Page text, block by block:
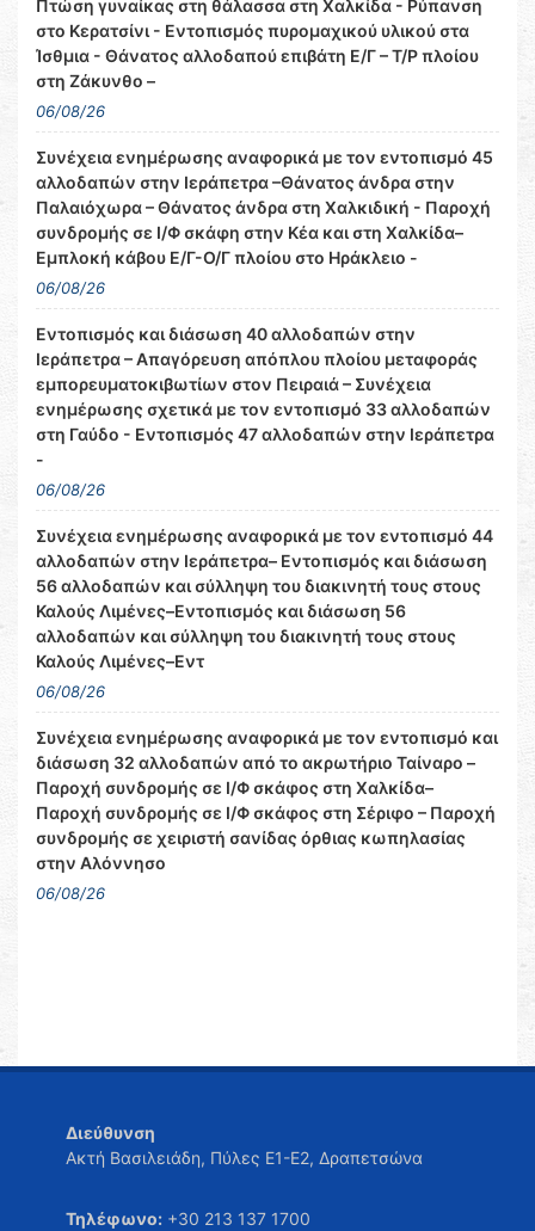
Πτώση γυναίκας στη θάλασσα στη Χαλκίδα - Ρύπανση
στο Κερατσίνι - Εντοπισμός πυρομαχικού υλικού στα
Ίσθμια - Θάνατος αλλοδαπού επιβάτη Ε/Γ – Τ/Ρ πλοίου
στη Ζάκυνθο –
06/08/26
Συνέχεια ενημέρωσης αναφορικά με τον εντοπισμό 45
αλλοδαπών στην Ιεράπετρα –Θάνατος άνδρα στην
Παλαιόχωρα – Θάνατος άνδρα στη Χαλκιδική - Παροχή
συνδρομής σε Ι/Φ σκάφη στην Κέα και στη Χαλκίδα–
Εμπλοκή κάβου Ε/Γ-Ο/Γ πλοίου στο Ηράκλειο -
06/08/26
Εντοπισμός και διάσωση 40 αλλοδαπών στην
Ιεράπετρα – Απαγόρευση απόπλου πλοίου μεταφοράς
εμπορευματοκιβωτίων στον Πειραιά – Συνέχεια
ενημέρωσης σχετικά με τον εντοπισμό 33 αλλοδαπών
στη Γαύδο - Εντοπισμός 47 αλλοδαπών στην Ιεράπετρα
-
06/08/26
Συνέχεια ενημέρωσης αναφορικά με τον εντοπισμό 44
αλλοδαπών στην Ιεράπετρα– Εντοπισμός και διάσωση
56 αλλοδαπών και σύλληψη του διακινητή τους στους
Καλούς Λιμένες–Εντοπισμός και διάσωση 56
αλλοδαπών και σύλληψη του διακινητή τους στους
Καλούς Λιμένες–Εντ
06/08/26
Συνέχεια ενημέρωσης αναφορικά με τον εντοπισμό και
διάσωση 32 αλλοδαπών από το ακρωτήριο Ταίναρο –
Παροχή συνδρομής σε Ι/Φ σκάφος στη Χαλκίδα–
Παροχή συνδρομής σε Ι/Φ σκάφος στη Σέριφο – Παροχή
συνδρομής σε χειριστή σανίδας όρθιας κωπηλασίας
στην Αλόννησο
06/08/26
Διεύθυνση
Ακτή Βασιλειάδη, Πύλες Ε1-Ε2, Δραπετσώνα
Τηλέφωνο: +30 213 137 1700